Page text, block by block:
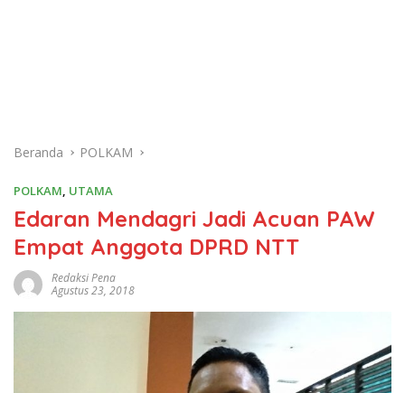
Beranda POLKAM
POLKAM, UTAMA
Edaran Mendagri Jadi Acuan PAW
Empat Anggota DPRD NTT
Redaksi Pena
Agustus 23, 2018